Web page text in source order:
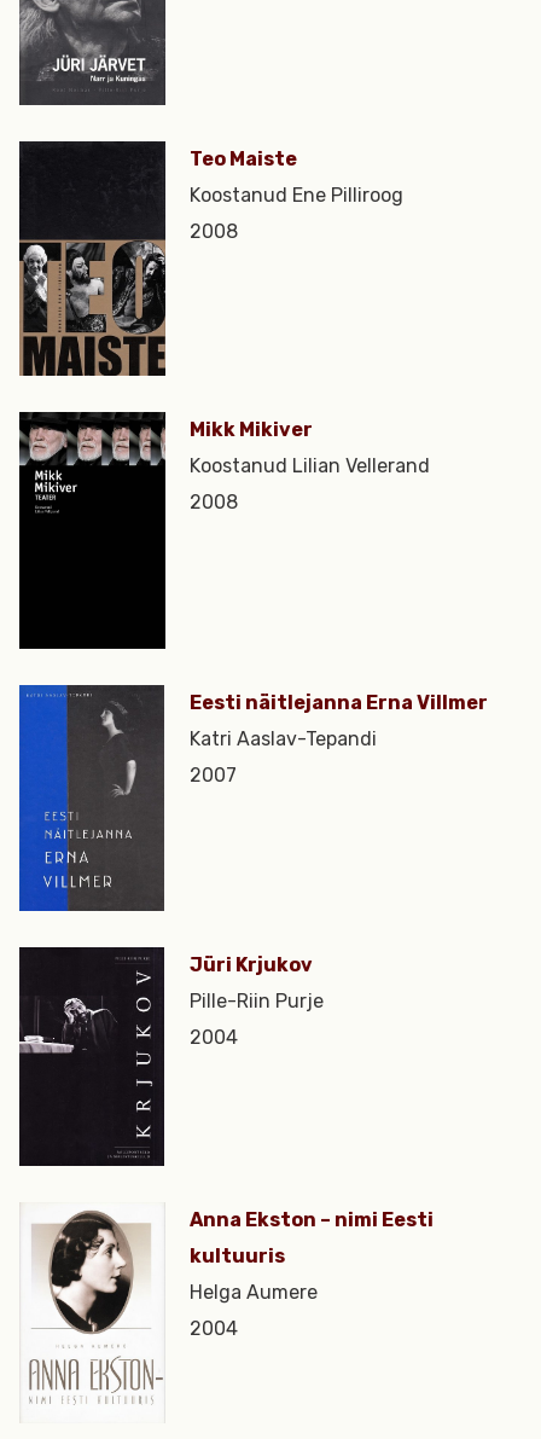
Teo Maiste
Koostanud Ene Pilliroog
2008
Mikk Mikiver
Koostanud Lilian Vellerand
2008
Eesti näitlejanna Erna Villmer
Katri Aaslav-Tepandi
2007
Jüri Krjukov
Pille-Riin Purje
2004
Anna Ekston – nimi Eesti
kultuuris
Helga Aumere
2004